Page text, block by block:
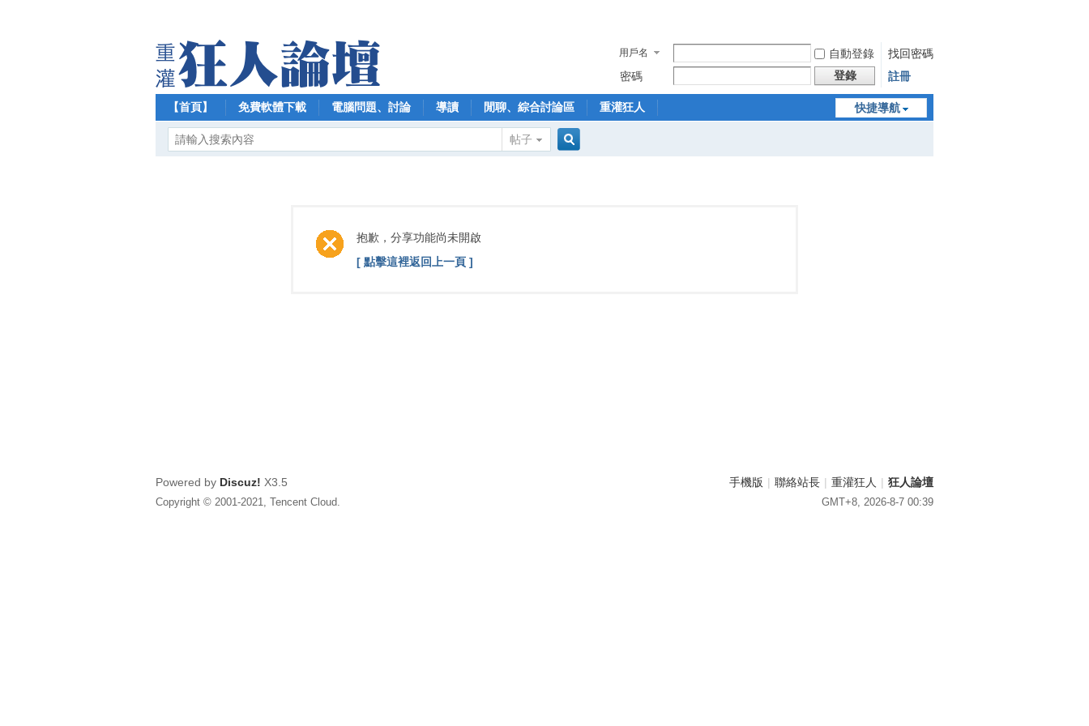
用戶名 自動登錄
找回密碼
密碼
登錄 註冊
快捷導航
【首頁】 免費軟體下載 電腦問題、討論 導讀 閒聊、綜合討論區 重灌狂人
帖子
抱歉，分享功能尚未開啟
[ 點擊這裡返回上一頁 ]
手機版 | 聯絡站長 | 重灌狂人 | 狂人論壇
GMT+8, 2026-8-7 00:39
Powered by Discuz! X3.5
Copyright © 2001-2021, Tencent Cloud.